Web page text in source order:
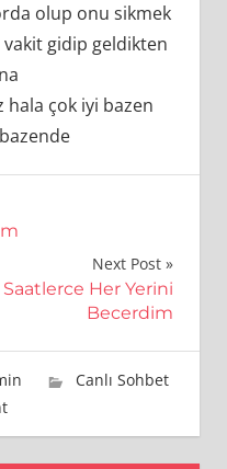
olup onu sikmek
gidip geldikten
hala çok iyi bazen
Next Post
Her Yerini
Becerdim
Canlı Sohbet